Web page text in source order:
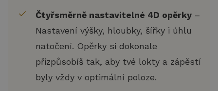
Čtyřsměrně nastavitelné 4D opěrky –
Nastavení výšky, hloubky, šířky i úhlu
natočení. Opěrky si dokonale
přizpůsobíš tak, aby tvé lokty a zápěstí
byly vždy v optimální poloze.